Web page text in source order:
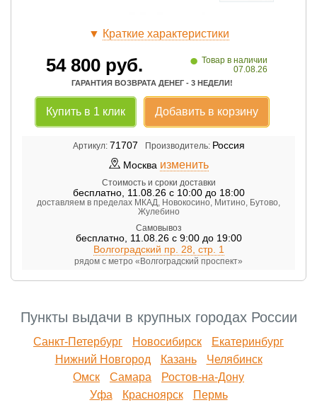
▼ Краткие характеристики
54 800руб. • Товар в наличии
07.08.26
ГАРАНТИЯ ВОЗВРАТА ДЕНЕГ - 3 НЕДЕЛИ!
Купить в 1 клик Добавить в корзину
Артикул: 71707 Производитель: Россия
Москва изменить
Стоимость и сроки доставки
бесплатно, 11.08.26 с 10:00 до 18:00
доставляем в пределах МКАД, Новокосино, Митино, Бутово,
Жулебино
Самовывоз
бесплатно, 11.08.26 с 9:00 до 19:00
Волгоградский пр. 28, стр. 1
рядом с метро «Волгоградский проспект»
Пункты выдачи в крупных городах России
Санкт-Петербург Новосибирск
Екатеринбург
Нижний Новгород
Казань
Челябинск
Омск
Самара
Ростов-на-Дону
Уфа
Красноярск
Пермь